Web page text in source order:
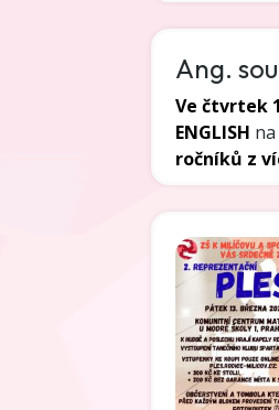
Ang.
Ve čtvrtek
ENGLISH
ročníků z